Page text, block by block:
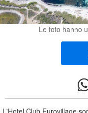
Le foto hanno
L'Hotel Club Eurovillage